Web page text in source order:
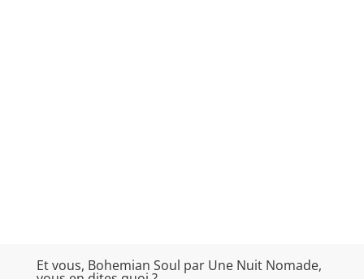
Et vous, Bohemian Soul par Une Nuit Nomade,